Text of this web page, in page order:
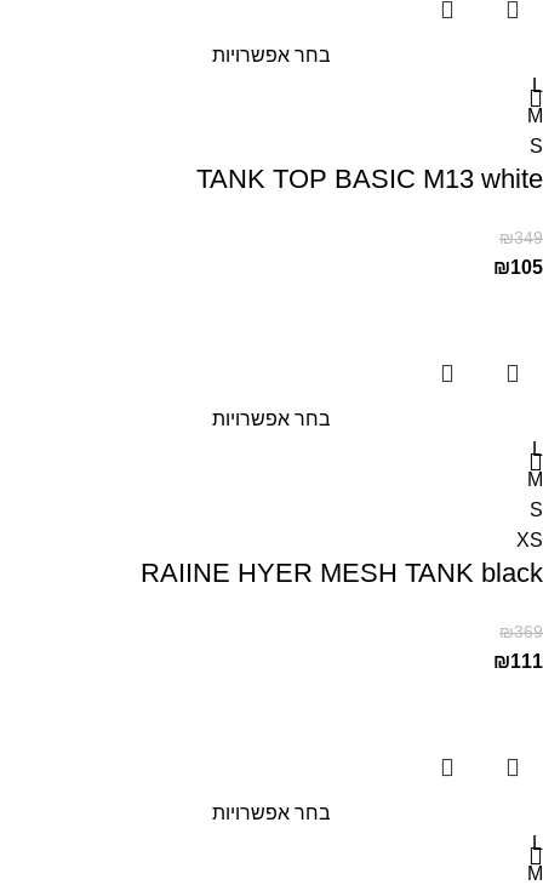
בחר אפשרויות
L
M
S
TANK TOP BASIC M13 white
₪349
₪105
בחר אפשרויות
L
M
S
XS
RAIINE HYER MESH TANK black
₪369
₪111
בחר אפשרויות
L
M